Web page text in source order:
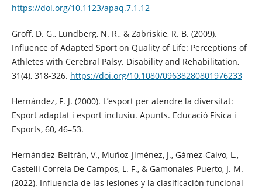
https://doi.org/10.1123/apaq.7.1.12
Groff, D. G., Lundberg, N. R., & Zabriskie, R. B. (2009).
Influence of Adapted Sport on Quality of Life: Perceptions of
Athletes with Cerebral Palsy. Disability and Rehabilitation,
31(4), 318-326. https://doi.org/10.1080/09638280801976233
Hernández, F. J. (2000). L’esport per atendre la diversitat:
Esport adaptat i esport inclusiu. Apunts. Educació Física i
Esports, 60, 46–53.
Hernández-Beltrán, V., Muñoz-Jiménez, J., Gámez-Calvo, L.,
Castelli Correia De Campos, L. F., & Gamonales-Puerto, J. M.
(2022). Influencia de las lesiones y la clasificación funcional